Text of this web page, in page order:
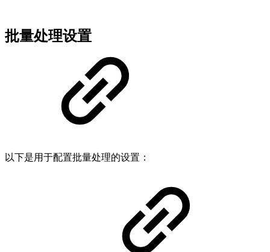
批量处理设置
以下是用于配置批量处理的设置：